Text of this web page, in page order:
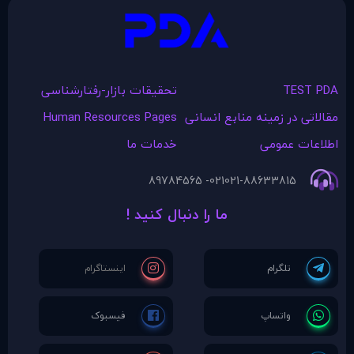
TEST PDA
تحقیقات بازار-رفتارشناسی
مقالاتی در زمينه منابع انسانی Human Resources Pages
اطلاعات عمومی
خدمات ما
021-88633815
021- 89784565
ما را دنبال کنید !